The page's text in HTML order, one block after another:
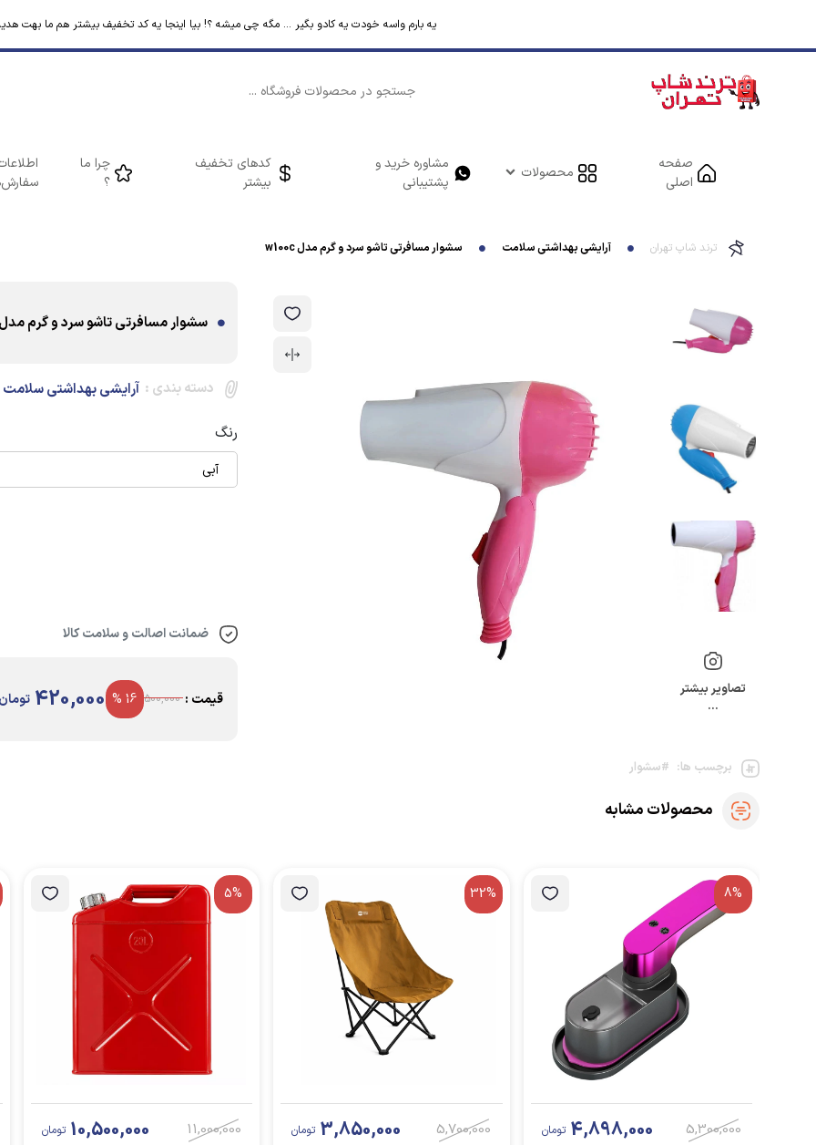
یه بارم واسه خودت یه کادو بگیر ... مگه چی میشه ؟! بیا اینجا یه کد تخفیف بیشتر هم ما بهت
صفحه
اصلی
محصولات
مشاوره خرید و
پشتیبانی
کدهای تخفیف
بیشتر
چرا ما
؟
ترند شاپ تهران آرایشی بهداشتی سلامت سشوار مسافرتی تاشو سرد و گرم مدل w100c
تصاویر بیشتر
…
سشوار مسافرتی تاشو سرد و گرم مدل w100c
دسته بندی : آرایشی بهداشتی سلامت
رنگ
آبی
ضمانت اصالت و سلامت کالا
قیمت : 500,000
16 %
420,000 تومان
برچسب ها: #سشوار
محصولات مشابه
8%
5,300,000
4,898,000 تومان
32%
5,700,000
3,850,000 تومان
5%
11,000,000
10,500,000 تومان